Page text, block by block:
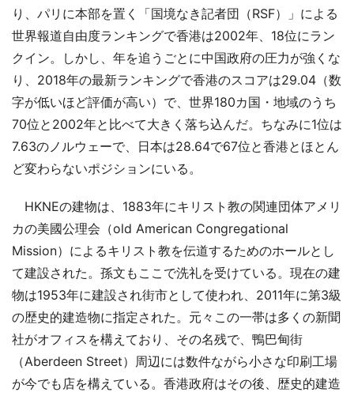
り、パリに本部を置く「国境なき記者団（RSF）」による
世界報道自由度ランキングで香港は2002年、18位にラン
クイン。しかし、年を追うごとに中国政府の圧力が強くな
り、2018年の最新ランキングで香港のスコアは29.04（数
字が低いほど評価が高い）で、世界180カ国・地域のうち
70位と2002年と比べて大きく落ち込んだ。ちなみに1位は
7.63のノルウェーで、日本は28.64で67位と香港とほとん
ど変わらないポジションにいる。
HKNEの建物は、1883年にキリスト教の関連団体アメリ
カの美國公理会（old American Congregational
Mission）によるキリスト教を伝道するためのホールとし
て建設された。孫文もここで洗礼を受けている。現在の建
物は1953年に建設され街市として使われ、2011年に第3級
の歴史的建造物に指定された。元々この一帯は多くの新聞
社がオフィスを構えており、その名残で、鴨巴甸街
（Aberdeen Street）周辺には数件ながら小さな印刷工場
が今でも店を構えている。香港政府はその後、歴史的建造